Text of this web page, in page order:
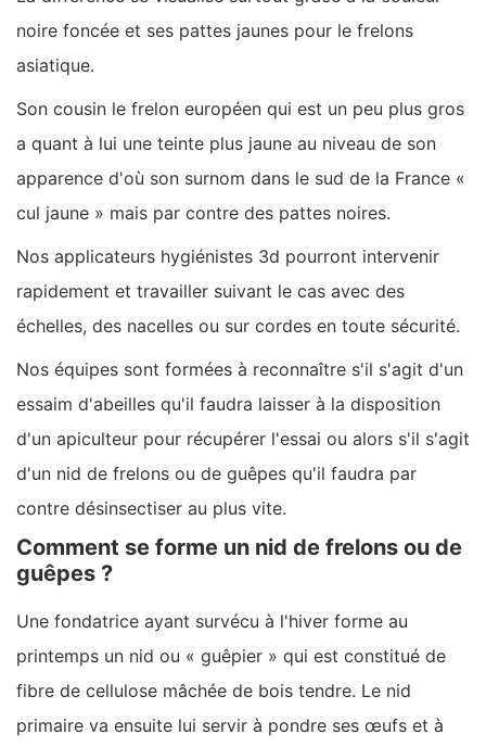
noire foncée et ses pattes jaunes pour le frelons
asiatique.
Son cousin le frelon européen qui est un peu plus gros
a quant à lui une teinte plus jaune au niveau de son
apparence d'où son surnom dans le sud de la France «
cul jaune » mais par contre des pattes noires.
Nos applicateurs hygiénistes 3d pourront intervenir
rapidement et travailler suivant le cas avec des
échelles, des nacelles ou sur cordes en toute sécurité.
Nos équipes sont formées à reconnaître s'il s'agit d'un
essaim d'abeilles qu'il faudra laisser à la disposition
d'un apiculteur pour récupérer l'essai ou alors s'il s'agit
d'un nid de frelons ou de guêpes qu'il faudra par
contre désinsectiser au plus vite.
Comment se forme un nid de frelons ou de
guêpes ?
Une fondatrice ayant survécu à l'hiver forme au
printemps un nid ou « guêpier » qui est constitué de
fibre de cellulose mâchée de bois tendre. Le nid
primaire va ensuite lui servir à pondre ses œufs et à